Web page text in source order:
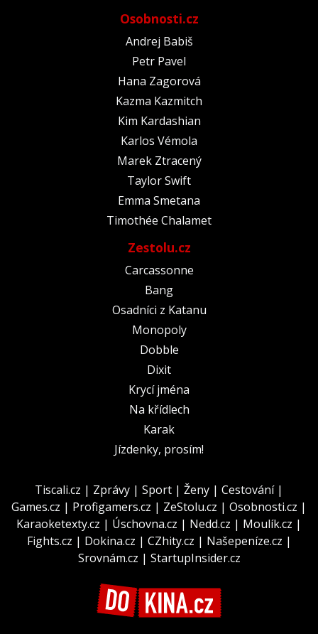
Osobnosti.cz
Andrej Babiš
Petr Pavel
Hana Zagorová
Kazma Kazmitch
Kim Kardashian
Karlos Vémola
Marek Ztracený
Taylor Swift
Emma Smetana
Timothée Chalamet
Zestolu.cz
Carcassonne
Bang
Osadníci z Katanu
Monopoly
Dobble
Dixit
Krycí jména
Na křídlech
Karak
Jízdenky, prosím!
Tiscali.cz | Zprávy | Sport | Ženy | Cestování|
Games.cz | Profigamers.cz | ZeStolu.cz | Osobnosti.cz |
Karaoketexty.cz | Úschovna.cz | Nedd.cz | Moulík.cz |
Fights.cz | Dokina.cz | CZhity.cz | Našepeníze.cz |
Srovnám.cz | StartupInsider.cz